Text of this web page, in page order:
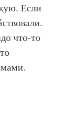
Если
что-то